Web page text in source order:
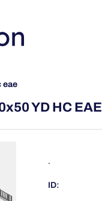
eae
YD HC EAE
.
ID: